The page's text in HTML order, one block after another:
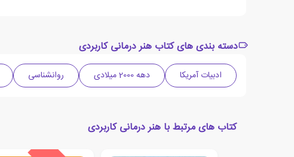
دسته بندی های کتاب هنر درمانی کاربردی
ادبیات آمریکا دهه 2000 میلادی روانشناسی
کتاب های مرتبط با هنر درمانی کاربردی